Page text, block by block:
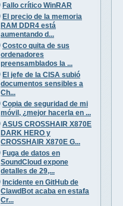
Fallo crítico WinRAR
El precio de la memoria
RAM DDR4 está
aumentando d...
Costco quita de sus
ordenadores
preensamblados la ...
El jefe de la CISA subió
documentos sensibles a
Ch...
Copia de seguridad de mi
móvil, ¿mejor hacerla en ...
ASUS CROSSHAIR X870E
DARK HERO y
CROSSHAIR X870E G...
Fuga de datos en
SoundCloud expone
detalles de 29,...
Incidente en GitHub de
ClawdBot acaba en estafa
Cr...